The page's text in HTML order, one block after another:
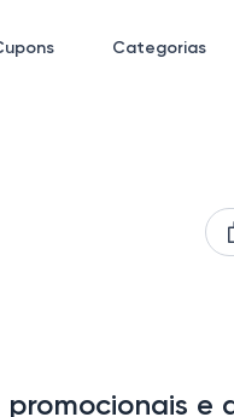
Categorias
e